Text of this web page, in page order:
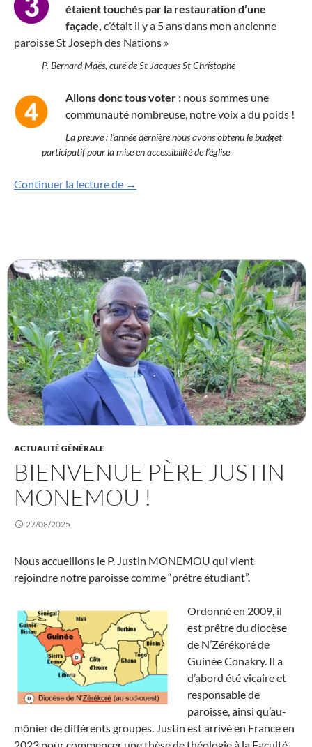
étaient touchés par la restauration d’une
façade, c’était il y a 5 ans dans mon ancienne
paroisse St Joseph des Nations »
P. Bernard Maës, curé de St Jacques St Christophe
Allons donc tousvoter : nous sommes une
communauté nombreuse, notre voix a du poids !
La preuve : l’année dernière nous avons obtenu le budget
participatif pour la mise en accessibilité de l’église
Continuer la lecture de Votez pour restaurer la façade !
→
ACTUALITÉ GÉNÉRALE
BIENVENUE PÈRE JUSTIN
MONEMOU !
27/08/2025
Nous accueillons le P. Justin MONEMOU qui vient
rejoindre notre paroisse comme “prêtre étudiant”.
Ordonné en 2009, il
est prêtre du diocèse
de N’Zérékoré de
Guinée Conakry. Il a
d’abord été vicaire et
responsable de
paroisse, ainsi qu’au­
mô­nier de différents groupes. Justin est arrivé en France en